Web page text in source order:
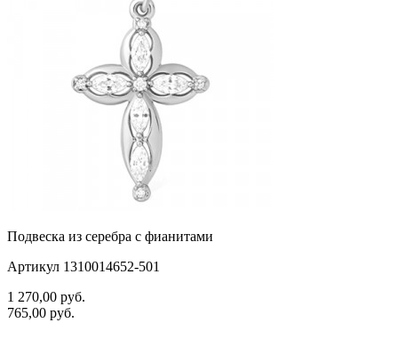
Подвеска из серебра с фианитами
Артикул 1310014652-501
1 270,00 руб.
765,00 руб.